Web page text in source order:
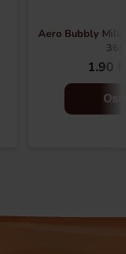
Aero Bubbly Milk
36g
1.90